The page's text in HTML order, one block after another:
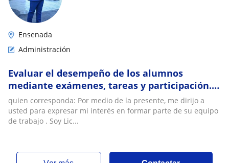
Ensenada
Administración
Evaluar el desempeño de los alumnos
mediante exámenes, tareas y participación.
Fomentar un ambiente de respeto,
participación y ap
quien corresponda: Por medio de la presente, me dirijo a
usted para expresar mi interés en formar parte de su equipo
de trabajo . Soy Lic...